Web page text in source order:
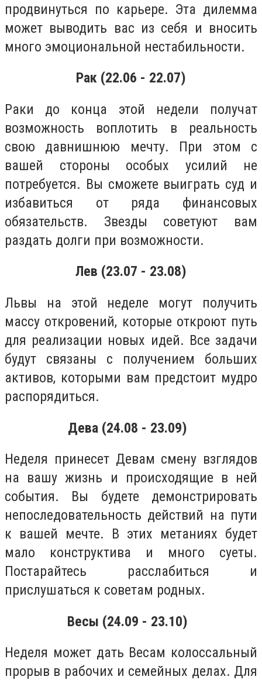
продвинуться по карьере. Эта дилемма
может выводить вас из себя и вносить
много эмоциональной нестабильности.
Рак (22.06 - 22.07)
Раки до конца этой недели получат
возможность воплотить в реальность
свою давнишнюю мечту. При этом с
вашей стороны особых усилий не
потребуется. Вы сможете выиграть суд и
избавиться от ряда финансовых
обязательств. Звезды советуют вам
раздать долги при возможности.
Лев (23.07 - 23.08)
Львы на этой неделе могут получить
массу откровений, которые откроют путь
для реализации новых идей. Все задачи
будут связаны с получением больших
активов, которыми вам предстоит мудро
распорядиться.
Дева (24.08 - 23.09)
Неделя принесет Девам смену взглядов
на вашу жизнь и происходящие в ней
события. Вы будете демонстрировать
непоследовательность действий на пути
к вашей мечте. В этих метаниях будет
мало конструктива и много суеты.
Постарайтесь расслабиться и
прислушаться к советам родных.
Весы (24.09 - 23.10)
Неделя может дать Весам колоссальный
прорыв в рабочих и семейных делах. Для